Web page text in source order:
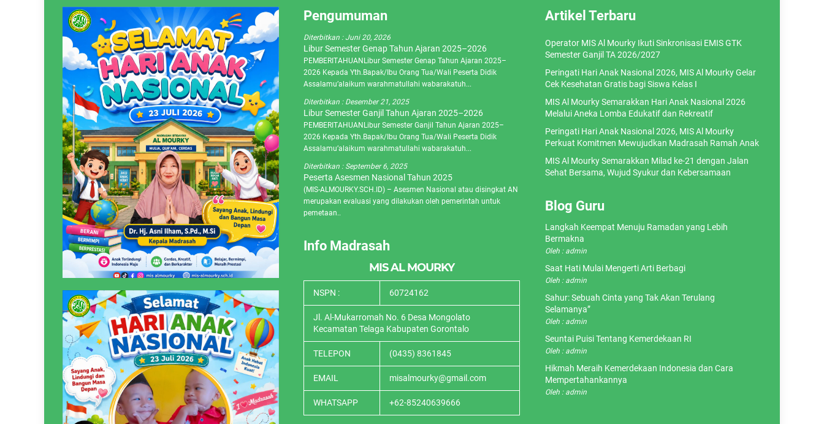
Pengumuman
Diterbitkan :Juni 20, 2026
Libur Semester Genap Tahun Ajaran 2025–2026
PEMBERITAHUANLibur Semester Genap Tahun Ajaran 2025–
2026 Kepada Yth.Bapak/Ibu Orang Tua/Wali Peserta Didik
Assalamu’alaikum warahmatullahi wabarakatuh...
Diterbitkan : Desember 21, 2025
Libur Semester Ganjil Tahun Ajaran 2025–2026
PEMBERITAHUANLibur Semester Ganjil Tahun Ajaran 2025–
2026 Kepada Yth.Bapak/Ibu Orang Tua/Wali Peserta Didik
Assalamu’alaikum warahmatullahi wabarakatuh...
Diterbitkan : September 6, 2025
Peserta Asesmen Nasional Tahun 2025
(MIS-ALMOURKY.SCH.ID) – Asesmen Nasional atau disingkat AN
merupakan evaluasi yang dilakukan oleh pemerintah untuk
pemetaan..
Info Madrasah
MIS AL MOURKY
NSPN : 60724162
Jl. Al-Mukarromah No. 6 Desa Mongolato
Kecamatan Telaga Kabupaten Gorontalo
TELEPON (0435) 8361845
EMAIL misalmourky@gmail.com
WHATSAPP +62-85240639666
Artikel Terbaru
Operator MIS Al Mourky Ikuti Sinkronisasi EMIS GTK
Semester Ganjil TA 2026/2027
Peringati Hari Anak Nasional 2026, MIS Al Mourky Gelar
Cek Kesehatan Gratis bagi Siswa Kelas I
MIS Al Mourky Semarakkan Hari Anak Nasional 2026
Melalui Aneka Lomba Edukatif dan Rekreatif
Peringati Hari Anak Nasional 2026, MIS Al Mourky
Perkuat Komitmen Mewujudkan Madrasah Ramah Anak
MIS Al Mourky Semarakkan Milad ke-21 dengan Jalan
Sehat Bersama, Wujud Syukur dan Kebersamaan
Blog Guru
Langkah Keempat Menuju Ramadan yang Lebih
Bermakna
Oleh : admin
Saat Hati Mulai Mengerti Arti Berbagi
Oleh : admin
Sahur: Sebuah Cinta yang Tak Akan Terulang
Selamanya”
Oleh : admin
Seuntai Puisi Tentang Kemerdekaan RI
Oleh : admin
Hikmah Meraih Kemerdekaan Indonesia dan Cara
Mempertahankannya
Oleh : admin